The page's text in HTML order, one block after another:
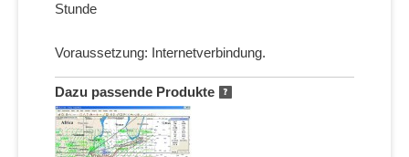
Stunde
Voraussetzung: Internetverbindung.
Dazu passende Produkte